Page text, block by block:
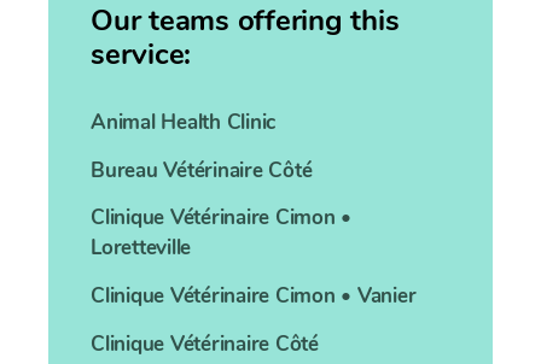
Our teams offering this
service:
Animal Health Clinic
Bureau Vétérinaire Côté
Clinique Vétérinaire Cimon •
Loretteville
Clinique Vétérinaire Cimon • Vanier
Clinique Vétérinaire Côté